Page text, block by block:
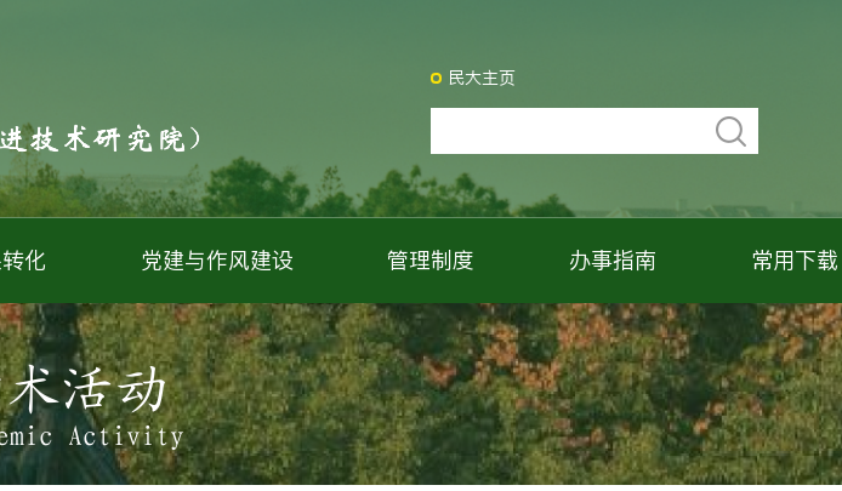
民大主页
化 党建与作风建设 管理制度 办事指南 常用下载
活动
Activity